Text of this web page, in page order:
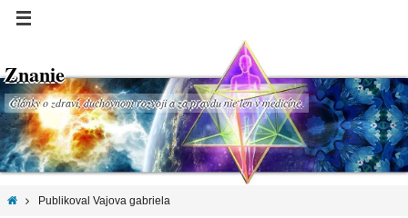
Znanie
Články o zdraví, duchovnom rozvoji a za pravdu nie len v medicíne.
Publikoval Vajova gabriela